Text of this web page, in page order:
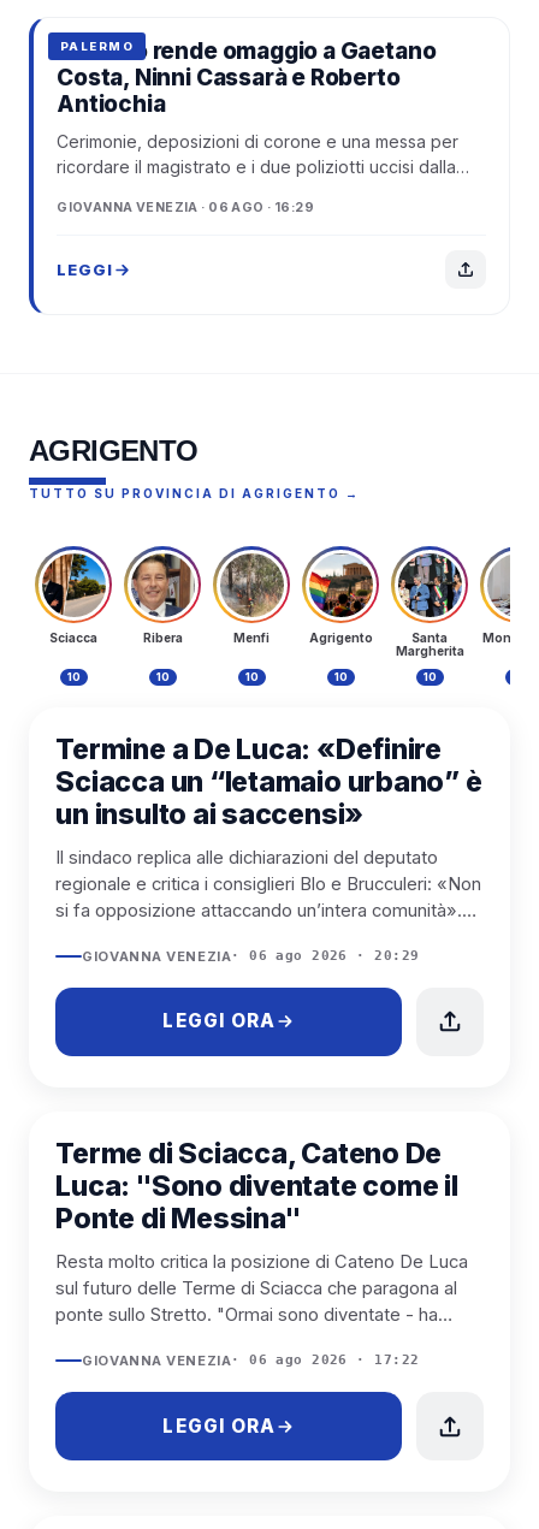
PALERMO
Palermo rende omaggio a Gaetano
Costa, Ninni Cassarà e Roberto
Antiochia
Cerimonie, deposizioni di corone e una messa per
ricordare il magistrato e i due poliziotti uccisi dalla
GIOVANNA VENEZIA · 06 AGO · 16:29
LEGGI
AGRIGENTO
TUTTO SU PROVINCIA DI AGRIGENTO →
Sciacca
10
Ribera
10
Menfi
10
Agrigento
10
Santa
Margherita
10
SCIACCA
Termine a De Luca: «Definire
Sciacca un “letamaio urbano” è
un insulto ai saccensi»
Il sindaco replica alle dichiarazioni del deputato
regionale e critica i consiglieri Blo e Brucculeri: «Non
si fa opposizione attaccando un’intera comunità».
GIOVANNA VENEZIA· 06 ago 2026 · 20:29
LEGGI ORA
SCIACCA
Terme di Sciacca, Cateno De
Luca: "Sono diventate come il
Ponte di Messina"
Resta molto critica la posizione di Cateno De Luca
sul futuro delle Terme di Sciacca che paragona al
ponte sullo Stretto. "Ormai sono diventate - ha
GIOVANNA VENEZIA· 06 ago 2026 · 17:22
LEGGI ORA